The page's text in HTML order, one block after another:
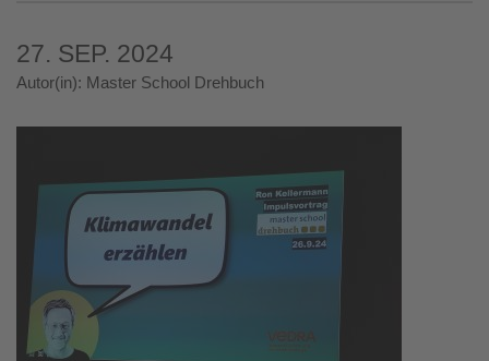
27. SEP. 2024
Autor(in): Master School Drehbuch